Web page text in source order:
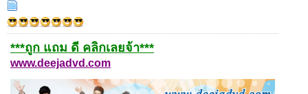
***ถูก แถม ดี คลิกเลยจ้า***
www.deejadvd.com